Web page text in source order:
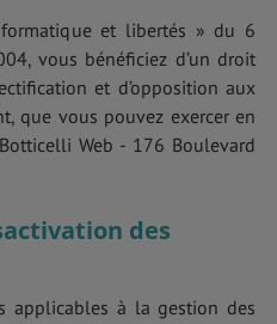
et libertés » du 6
vous bénéficiez d’un droit
et d’opposition aux
que vous pouvez exercer en
Web - 176 Boulevard
des
applicables à la gestion des